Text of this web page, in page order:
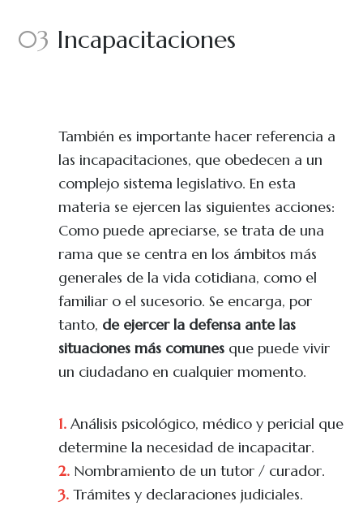
03 Incapacitaciones
También es importante hacer referencia a
las incapacitaciones, que obedecen a un
complejo sistema legislativo. En esta
materia se ejercen las siguientes acciones:
Como puede apreciarse, se trata de una
rama que se centra en los ámbitos más
generales de la vida cotidiana, como el
familiar o el sucesorio. Se encarga, por
tanto, de ejercer la defensa ante las
situaciones más comunes que puede vivir
un ciudadano en cualquier momento.
1.Análisis psicológico, médico y pericial que
determine la necesidad de incapacitar.
2. Nombramiento de un tutor / curador.
3.Trámites y declaraciones judiciales.